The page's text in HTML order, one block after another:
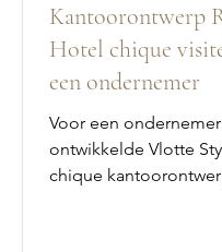
Kantoorontwerp
Hotel chique
een ondernemer
Voor een
ontwikkelde Vlotte
chique